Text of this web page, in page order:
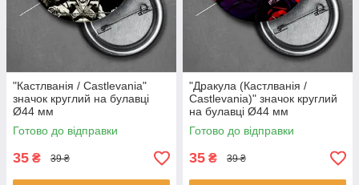
"Кастлванія / Castlevania"
значок круглий на булавці
Ø44 мм
Готово до відправки
35 ₴ 39 ₴
"Дракула (Кастлванія /
Castlevania)" значок круглий
на булавці Ø44 мм
Готово до відправки
35 ₴ 39 ₴